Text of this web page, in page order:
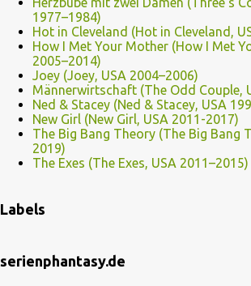
1977–1984)
Hot in Cleveland (Hot in Cleveland,
How I Met Your Mother (How I Met
2005–2014)
Joey (Joey, USA 2004–2006)
Männerwirtschaft (The Odd Couple,
Ned & Stacey (Ned & Stacey, USA
New Girl (New Girl, USA 2011-2017)
The Big Bang Theory (The Big Bang
2019)
The Exes (The Exes, USA 2011–2015)
Labels
serienphantasy.de